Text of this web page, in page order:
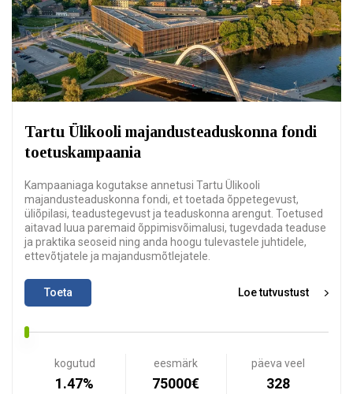
Tartu Ülikooli majandusteaduskonna fondi
toetuskampaania
Kampaaniaga kogutakse annetusi Tartu Ülikooli
majandusteaduskonna fondi, et toetada õppetegevust,
üliõpilasi, teadustegevust ja teaduskonna arengut. Toetused
aitavad luua paremaid õppimisvõimalusi, tugevdada teaduse
ja praktika seoseid ning anda hoogu tulevastele juhtidele,
ettevõtjatele ja majandusmõtlejatele.
Toeta Loe tutvustust
kogutud
1.47%
eesmärk
75000€
päeva veel
328